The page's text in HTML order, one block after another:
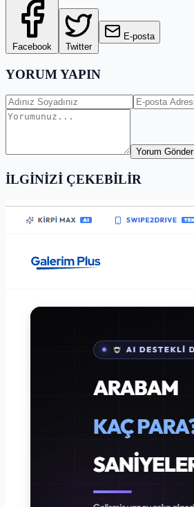
Facebook Twitter
E-posta
YORUM YAPIN
Yorum Gönder
İLGİNİZİ ÇEKEBİLİR